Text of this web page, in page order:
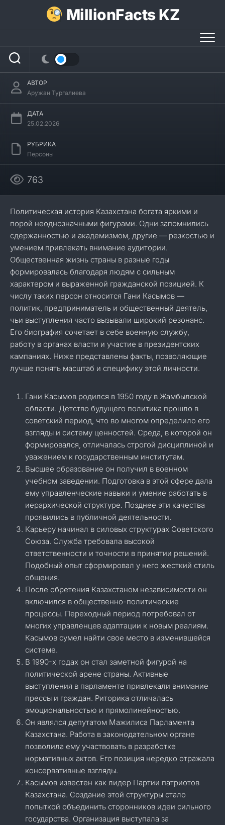
MillionFacts KZ
26 интересных фактов о Гани Касымове
АВТОР
Аружан Тургалиева
ДАТА
25.02.2026
РУБРИКА
Персоны
763
Политическая история Казахстана богата яркими и
порой неоднозначными фигурами. Одни запомнились
сдержанностью и академизмом, другие — резкостью и
умением привлекать внимание аудитории.
Общественная жизнь страны в разные годы
формировалась благодаря людям с сильным
характером и выраженной гражданской позицией. К
числу таких персон относится Гани Касымов —
политик, предприниматель и общественный деятель,
чьи выступления часто вызывали широкий резонанс.
Его биография сочетает в себе военную службу,
работу в органах власти и участие в президентских
кампаниях. Ниже представлены факты, позволяющие
лучше понять масштаб и специфику этой личности.
Гани Касымов родился в 1950 году в Жамбылской
области. Детство будущего политика прошло в
советский период, что во многом определило его
взгляды и систему ценностей. Среда, в которой он
формировался, отличалась строгой дисциплиной и
уважением к государственным институтам.
Высшее образование он получил в военном
учебном заведении. Подготовка в этой сфере дала
ему управленческие навыки и умение работать в
иерархической структуре. Позднее эти качества
проявились в публичной деятельности.
Карьеру начинал в силовых структурах Советского
Союза. Служба требовала высокой
ответственности и точности в принятии решений.
Подобный опыт сформировал у него жесткий стиль
общения.
После обретения Казахстаном независимости он
включился в общественно-политические
процессы. Переходный период потребовал от
многих управленцев адаптации к новым реалиям.
Касымов сумел найти свое место в изменившейся
системе.
В 1990-х годах он стал заметной фигурой на
политической арене страны. Активные
выступления в парламенте привлекали внимание
прессы и граждан. Риторика отличалась
эмоциональностью и прямолинейностью.
Он являлся депутатом Мажилиса Парламента
Казахстана. Работа в законодательном органе
позволила ему участвовать в разработке
нормативных актов. Его позиция нередко отражала
консервативные взгляды.
Касымов известен как лидер Партии патриотов
Казахстана. Создание этой структуры стало
попыткой объединить сторонников идеи сильного
государства. Организация выступала за